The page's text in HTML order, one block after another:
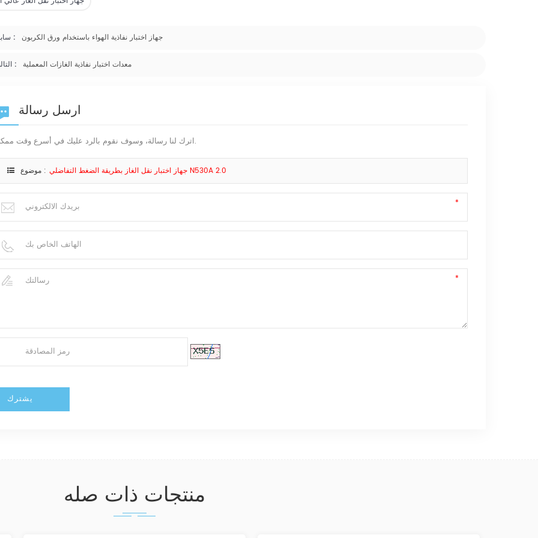
سابق : جهاز اختبار نفاذية الهواء باستخدام ورق الكربون
التالي : معدات اختبار نفاذية الغازات المعملية
ارسل رسالة
اترك لنا رسالة، وسوف نقوم بالرد عليك في أسرع وقت ممكن.
موضوع : جهاز اختبار نقل الغاز بطريقة الضغط التفاضلي N530A 2.0
منتجات ذات صله